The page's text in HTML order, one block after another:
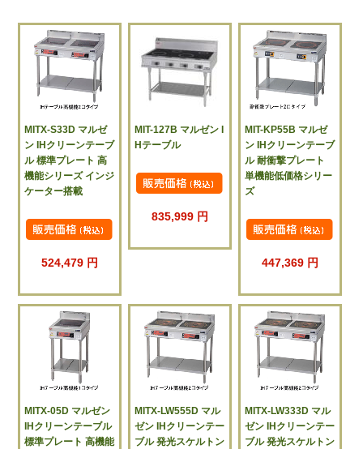
MITX-S33D マルゼ
ン IHクリーンテーブ
ル 標準プレート 高
機能シリーズ インジ
ケーター搭載
524,479 円
MIT-127B マルゼン I
Hテーブル
835,999 円
MIT-KP55B マルゼ
ン IHクリーンテーブ
ル 耐衝撃プレート
単機能低価格シリー
ズ
447,369 円
MITX-05D マルゼン
IHクリーンテーブル
標準プレート 高機能
MITX-LW555D マル
ゼン IHクリーンテー
ブル 発光スケルトン
MITX-LW333D マル
ゼン IHクリーンテー
ブル 発光スケルトン